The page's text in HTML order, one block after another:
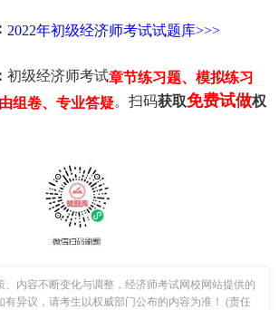
2022年初级经济师考试试题库>>>
初级经济师考试章节练习题、模拟练习
组卷、专业答疑。扫码获取免费试做权
、内容不断变化与调整，经济师考试网校网站提供的
有异议，请考生以权威部门公布的内容为准！ (责任